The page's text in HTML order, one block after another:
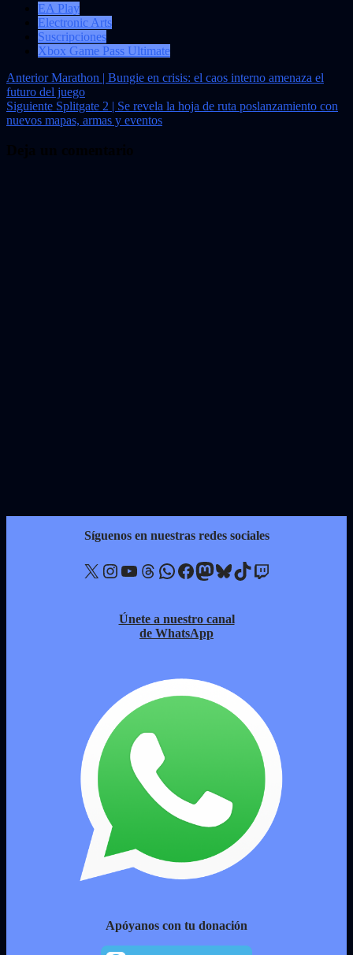
EA Play
Electronic Arts
Suscripciones
Xbox Game Pass Ultimate
Navegación
de
entradas
AnteriorMarathon | Bungie en crisis: el caos interno amenaza el
futuro del juego
Siguiente Splitgate 2 | Se revela la hoja de ruta poslanzamiento con
nuevos mapas, armas y eventos
Síguenos en nuestras redes sociales
X Instagram YouTube Threads WhatsApp Facebook Mastodon Bluesky TikTok Twitch
Únete a nuestro canal
de WhatsApp
Apóyanos con tu donación